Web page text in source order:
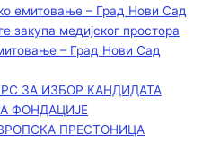
емитовање – Град Нови Сад
закупа медијског простора
– Град Нови Сад
ЗА ИЗБОР КАНДИДАТА
ФОНДАЦИЈЕ
ПРЕСТОНИЦА